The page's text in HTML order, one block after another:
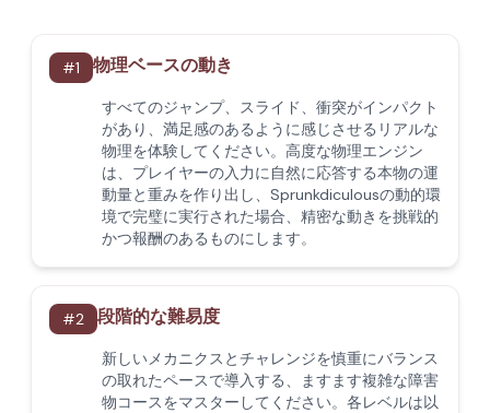
#1 物理ベースの動き
すべてのジャンプ、スライド、衝突がインパクト
があり、満足感のあるように感じさせるリアルな
物理を体験してください。高度な物理エンジン
は、プレイヤーの入力に自然に応答する本物の運
動量と重みを作り出し、Sprunkdiculousの動的環
境で完璧に実行された場合、精密な動きを挑戦的
かつ報酬のあるものにします。
#2 段階的な難易度
新しいメカニクスとチャレンジを慎重にバランス
の取れたペースで導入する、ますます複雑な障害
物コースをマスターしてください。各レベルは以